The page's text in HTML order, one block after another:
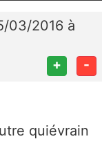
03/2016 à
+ -
quiévrain